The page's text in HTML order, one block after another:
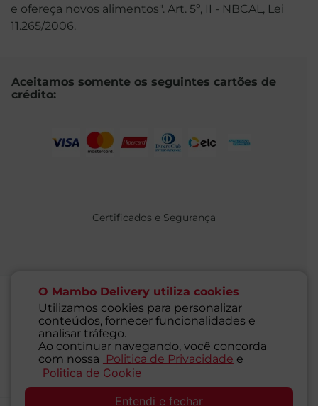
O Mambo Delivery utiliza cookies
Utilizamos cookies para personalizar
conteúdos, fornecer funcionalidades e
analisar tráfego.
Ao continuar navegando, você concorda
com nossa
Politica de Privacidade e
Politica de Cookie
Entendi e fechar
e ofereça novos alimentos". Art. 5º, II - NBCAL, Lei
11.265/2006.
Aceitamos somente os seguintes cartões de
crédito:
Certificados e Segurança
@ 2021 MAMBO - TODOS OS DIREITOS RESERVADOS
Supermercados Mambo Ltda.
CNPJ: 71.676.316/0001-46 - Inscrição Estadual: 116.827.781.117
Endereço: Rua Guaipá, 255 - Vila Leopoldina - São Paulo - SP -